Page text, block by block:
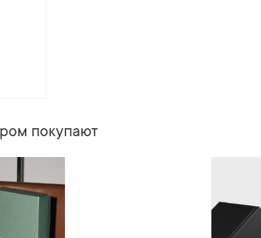
покупают